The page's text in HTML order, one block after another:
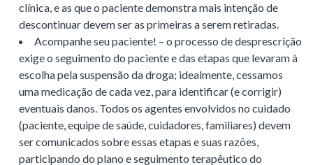
clínica, e as que o paciente demonstra mais intenção de
descontinuar devem ser as primeiras a serem retiradas.
Acompanhe seu paciente! – o processo de desprescrição
exige o seguimento do paciente e das etapas que levaram à
escolha pela suspensão da droga; idealmente, cessamos
uma medicação de cada vez, para identificar (e corrigir)
eventuais danos. Todos os agentes envolvidos no cuidado
(paciente, equipe de saúde, cuidadores, familiares) devem
ser comunicados sobre essas etapas e suas razões,
participando do plano e seguimento terapêutico do